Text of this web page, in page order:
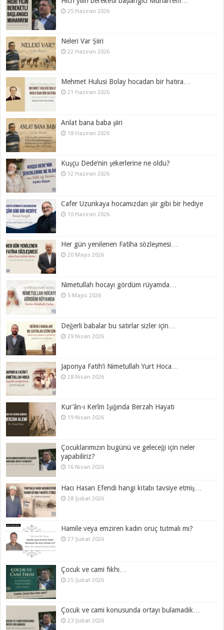
25 Haziran 2026
Neleri Var Şiiri
22 Haziran 2026
Mehmet Hulusi Bolay hocadan bir hatıra…
21 Haziran 2026
Anlat bana baba şiiri
18 Haziran 2026
Kuşçu Dede’nin şekerlerine ne oldu?
12 Haziran 2026
Cafer Uzunkaya hocamızdan şiir gibi bir hediye
10 Haziran 2026
Her gün yenilenen Fatiha sözleşmesi…
20 Mayıs 2026
Nimetullah hocayı gördüm rüyamda…
5 Mayıs 2026
Değerli babalar bu satırlar sizler için…
29 Nisan 2026
Japonya Fatih’i Nimetullah Yurt Hoca…
28 Nisan 2026
Kur’ân-ı Kerîm Işığında Berzah Hayatı
19 Nisan 2026
Çocuklarımızın bugünü ve geleceği için neler
yapabiliriz?
16 Nisan 2026
Hacı Hasan Efendi hangi kitabı tavsiye etmiş…
28 Şubat 2026
Hamile veya emziren kadın oruç tutmalı mı?
27 Şubat 2026
Çocuk ve cami fıkhı…
25 Şubat 2026
Çocuk ve cami konusunda ortayı bulamadık…
23 Şubat 2026